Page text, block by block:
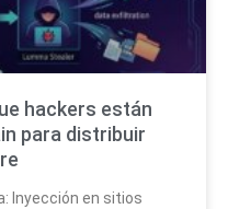
hackers están
para distribuir
Inyección en sitios